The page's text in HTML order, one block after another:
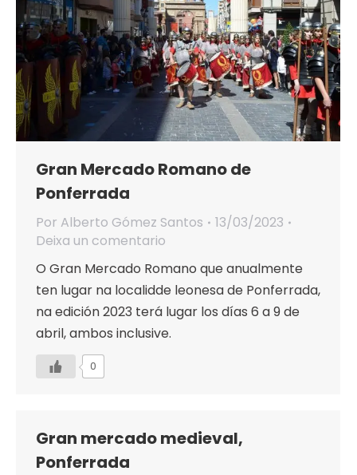
Gran Mercado Romano de
Ponferrada
Por Alberto Gómez Santos
13/03/2023
Deixa un comentario
O Gran Mercado Romano que anualmente
ten lugar na localidde leonesa de Ponferrada,
na edición 2023 terá lugar los días 6 a 9 de
abril, ambos inclusive.
0
Gran mercado medieval,
Ponferrada